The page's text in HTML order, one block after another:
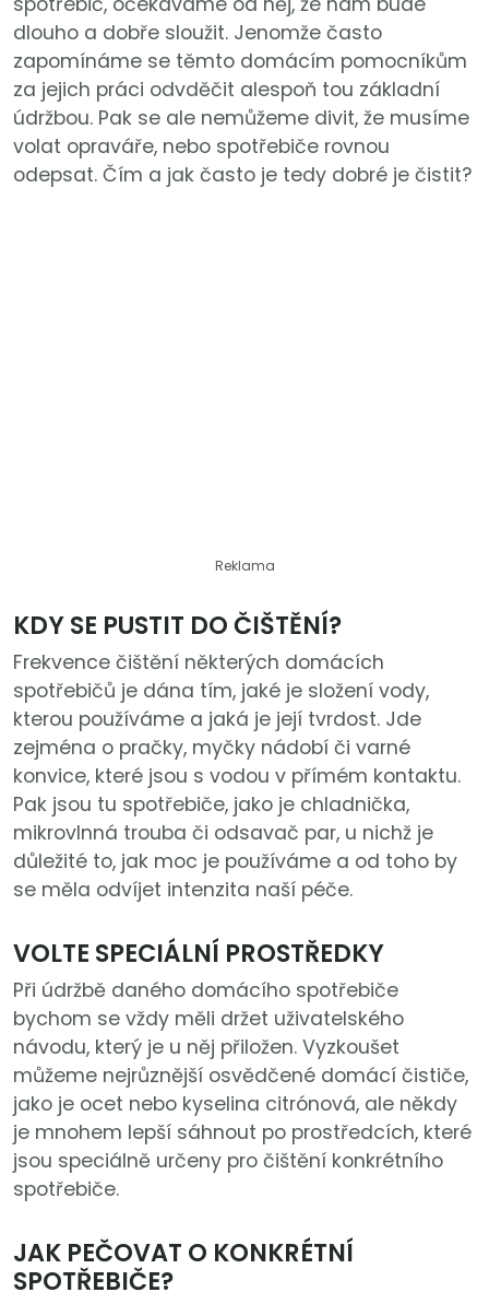
dlouho a dobře sloužit. Jenomže často
zapomínáme se těmto domácím pomocníkům
za jejich práci odvděčit alespoň tou základní
údržbou. Pak se ale nemůžeme divit, že musíme
volat opraváře, nebo spotřebiče rovnou
odepsat. Čím a jak často je tedy dobré je čistit?
Reklama
KDY SE PUSTIT DO ČIŠTĚNÍ?
Frekvence čištění některých domácích
spotřebičů je dána tím, jaké je složení vody,
kterou používáme a jaká je její tvrdost. Jde
zejména o pračky, myčky nádobí či varné
konvice, které jsou s vodou v přímém kontaktu.
Pak jsou tu spotřebiče, jako je chladnička,
mikrovlnná trouba či odsavač par, u nichž je
důležité to, jak moc je používáme a od toho by
se měla odvíjet intenzita naší péče.
VOLTE SPECIÁLNÍ PROSTŘEDKY
Při údržbě daného domácího spotřebiče
bychom se vždy měli držet uživatelského
návodu, který je u něj přiložen. Vyzkoušet
můžeme nejrůznější osvědčené domácí čističe,
jako je ocet nebo kyselina citrónová, ale někdy
je mnohem lepší sáhnout po prostředcích, které
jsou speciálně určeny pro čištění konkrétního
spotřebiče.
JAK PEČOVAT O KONKRÉTNÍ
SPOTŘEBIČE?